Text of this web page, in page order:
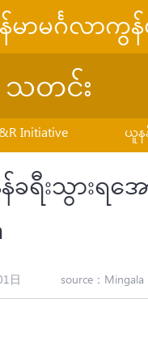
န်မာမင်္ဂလာ
သတင်း
Initiative ယူန
ရီးသွားရအ
日 source： Mingala